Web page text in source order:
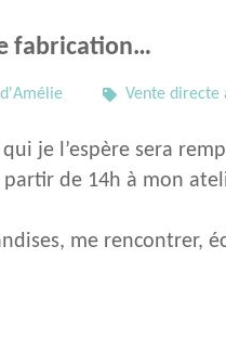
fabrication…
Vente directe
je l’espère sera
de 14h à mon
me rencontrer,